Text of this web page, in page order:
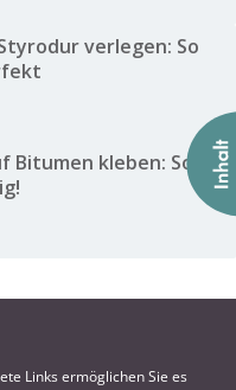
verlegen: So
Bitumen kleben: So
Links ermöglichen Sie es